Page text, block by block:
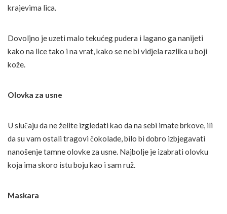
krajevima lica.
Dovoljno je uzeti malo tekućeg pudera i lagano ga nanijeti
kako na lice tako i na vrat, kako se ne bi vidjela razlika u boji
kože.
Olovka za usne
U slučaju da ne želite izgledati kao da na sebi imate brkove, ili
da su vam ostali tragovi čokolade, bilo bi dobro izbjegavati
nanošenje tamne olovke za usne. Najbolje je izabrati olovku
koja ima skoro istu boju kao i sam ruž.
Maskara